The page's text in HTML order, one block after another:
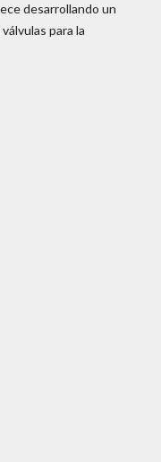
desarrollando un
para la